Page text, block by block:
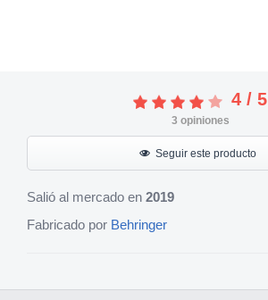
4 / 5
3 opiniones
Seguir este producto
Salió al mercado en 2019
Fabricado por Behringer